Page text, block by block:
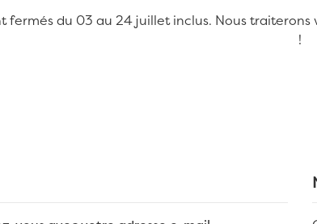
fermés du 03 au 24 juillet inclus. Nous
!